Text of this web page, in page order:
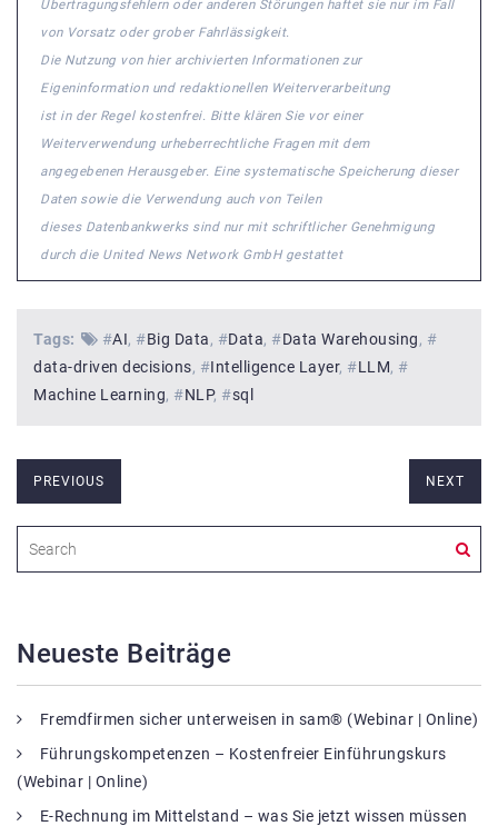
Übertragungsfehlern oder anderen Störungen haftet sie nur im Fall
von Vorsatz oder grober Fahrlässigkeit.
Die Nutzung von hier archivierten Informationen zur
Eigeninformation und redaktionellen Weiterverarbeitung
ist in der Regel kostenfrei. Bitte klären Sie vor einer
Weiterverwendung urheberrechtliche Fragen mit dem
angegebenen Herausgeber. Eine systematische Speicherung dieser
Daten sowie die Verwendung auch von Teilen
dieses Datenbankwerks sind nur mit schriftlicher Genehmigung
durch die United News Network GmbH gestattet
Tags: #AI #Big Data #Data #Data Warehousing
#
data-driven decisions #Intelligence Layer #LLM #
Machine Learning #NLP #sql
PREVIOUS NEXT
Neueste Beiträge
Fremdfirmen sicher unterweisen in sam® (Webinar | Online)
Führungskompetenzen – Kostenfreier Einführungskurs
(Webinar | Online)
E-Rechnung im Mittelstand – was Sie jetzt wissen müssen